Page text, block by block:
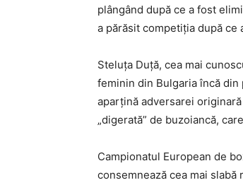
plângând după ce a fost
a părăsit competiţia după
Steluţa Duţă, cea mai
feminin din Bulgaria încă
aparţină adversarei
„digerată” de buzoiancă,
Campionatul European de
consemnează cea mai